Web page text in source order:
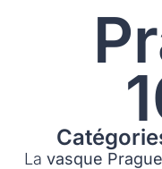
La vasque